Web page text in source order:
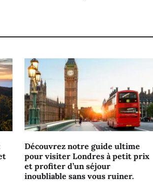
Découvrez notre guide ultime
pour visiter Londres à petit prix
et profiter d’un séjour
inoubliable sans vous ruiner.